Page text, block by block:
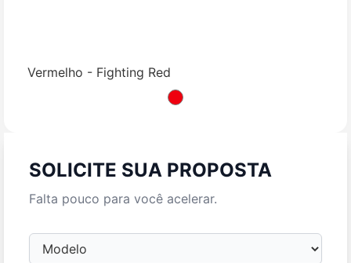
Vermelho - Fighting Red
SOLICITE SUA PROPOSTA
Falta pouco para você acelerar.
Modelo